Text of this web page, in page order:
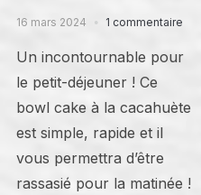
16 mars 2024 1 commentaire
Un incontournable pour
le petit-déjeuner ! Ce
bowl cake à la cacahuète
est simple, rapide et il
vous permettra d’être
rassasié pour la matinée !